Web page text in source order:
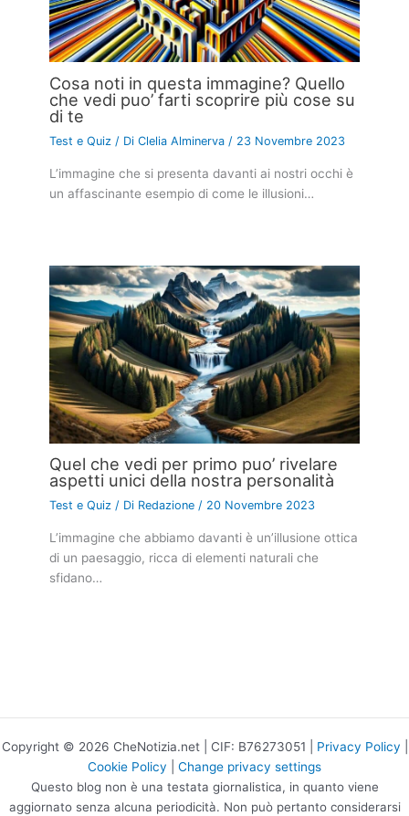
Cosa noti in questa immagine? Quello
che vedi puo’ farti scoprire più cose su
di te
Test e Quiz / DiClelia Alminerva / 23 Novembre 2023
L’immagine che si presenta davanti ai nostri occhi è
un affascinante esempio di come le illusioni…
Quel che vedi per primo puo’ rivelare
aspetti unici della nostra personalità
Test e Quiz / Di Redazione/ 20 Novembre 2023
L’immagine che abbiamo davanti è un’illusione ottica
di un paesaggio, ricca di elementi naturali che
sfidano…
Copyright © 2026 CheNotizia.net | CIF: B76273051 | Privacy Policy
Cookie Policy
Change privacy settings
Questo blog non è una testata giornalistica, in quanto viene
aggiornato senza alcuna periodicità. Non può pertanto considerarsi